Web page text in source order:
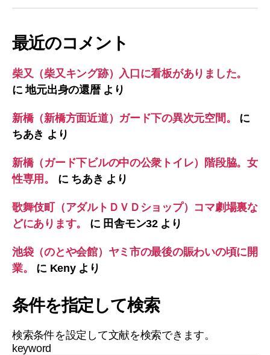
最近のコメント
柴又（柴又キング跡）入口に看板がありました。
に地元出身の還暦より
新橋（新橋方面近道）ガード下の異次元空間。
に
ちあき より
新橋（ガード下ビルの中の公衆トイレ）階段脇。女
性専用。
に ちあき より
歌舞伎町（アダルトＤＶＤショップ）コマ劇場裏な
どにあります。
に 田舎モン32より
池袋（のとや会館）ヤミ市の最後の賑わいの頃に開
業。
に Kenyより
条件を指定して検索
検索条件を設定して文献を検索できます。
keyword